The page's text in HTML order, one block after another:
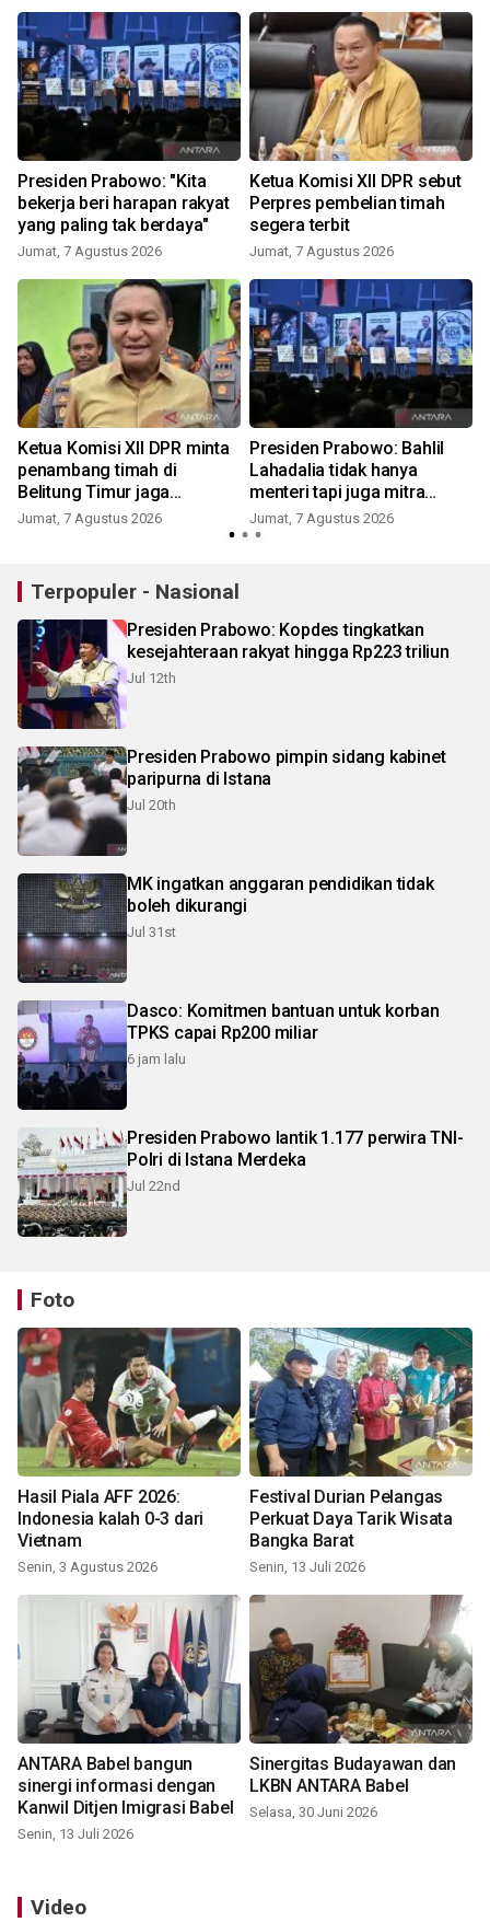
Presiden Prabowo: "Kita
bekerja beri harapan rakyat
yang paling tak berdaya"
Jumat, 7 Agustus 2026
Ketua Komisi XII DPR sebut
Perpres pembelian timah
segera terbit
Jumat, 7 Agustus 2026
Ketua Komisi XII DPR minta
penambang timah di
Belitung Timur jaga
kondusifitas
Jumat, 7 Agustus 2026
Presiden Prabowo: Bahlil
Lahadalia tidak hanya
menteri tapi juga mitra
politik
Jumat, 7 Agustus 2026
Terpopuler - Nasional
Presiden Prabowo: Kopdes tingkatkan
kesejahteraan rakyat hingga Rp223 triliun
Jul 12th
Presiden Prabowo pimpin sidang kabinet
paripurna di Istana
Jul 20th
MK ingatkan anggaran pendidikan tidak
boleh dikurangi
Jul 31st
Dasco: Komitmen bantuan untuk korban
TPKS capai Rp200 miliar
6 jam lalu
Presiden Prabowo lantik 1.177 perwira TNI-
Polri di Istana Merdeka
Jul 22nd
Foto
Hasil Piala AFF 2026:
Indonesia kalah 0-3 dari
Vietnam
Senin, 3 Agustus 2026
Festival Durian Pelangas
Perkuat Daya Tarik Wisata
Bangka Barat
Senin, 13 Juli 2026
ANTARA Babel bangun
sinergi informasi dengan
Kanwil Ditjen Imigrasi Babel
Senin, 13 Juli 2026
Sinergitas Budayawan dan
LKBN ANTARA Babel
Selasa, 30 Juni 2026
Video